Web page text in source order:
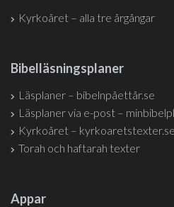
Kyrkoåret – alla tre årgångar
Bibelläsningsplaner
Läsplaner – bibelnpåettår.se
Läsplaner via e-post –
Kyrkoåret – kyrkoaretstexter.se
Torah och haftarah texter
Appar